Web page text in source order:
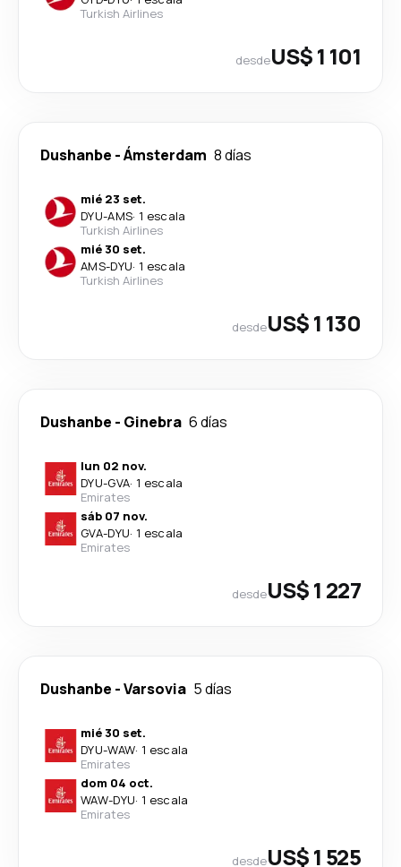
Turkish Airlines
desdeUS$ 1 101
Dushanbe -Ámsterdam 8 días
mié 23 set.
DYU-AMS· 1 escala
Turkish Airlines
mié 30 set.
AMS-DYU· 1 escala
Turkish Airlines
desdeUS$ 1 130
Dushanbe - Ginebra 6 días
lun 02 nov.
DYU-GVA· 1 escala
Emirates
sáb 07 nov.
GVA-DYU· 1 escala
Emirates
desdeUS$ 1 227
Dushanbe -Varsovia 5 días
mié 30 set.
DYU-WAW· 1 escala
Emirates
dom 04 oct.
WAW-DYU· 1 escala
Emirates
desdeUS$ 1 525